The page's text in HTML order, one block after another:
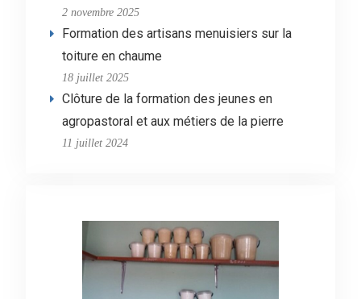
2 novembre 2025
Formation des artisans menuisiers sur la
toiture en chaume
18 juillet 2025
Clôture de la formation des jeunes en
agropastoral et aux métiers de la pierre
11 juillet 2024